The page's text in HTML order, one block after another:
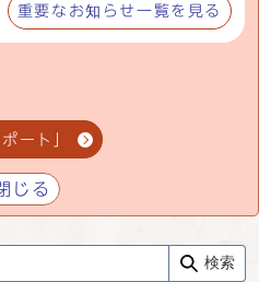
重要なお知らせ一覧を見る
ート」
じる
検索